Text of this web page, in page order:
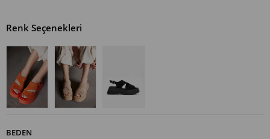
Renk Seçenekleri
BEDEN